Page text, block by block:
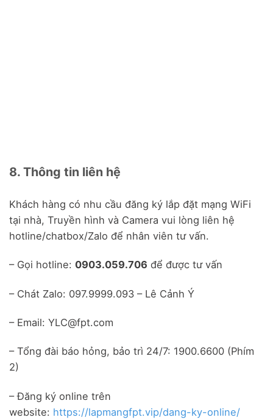
8. Thông tin liên hệ
Khách hàng có nhu cầu đăng ký lắp đặt mạng WiFi
tại nhà, Truyền hình và Camera vui lòng liên hệ
hotline/chatbox/Zalo để nhân viên tư vấn.
– Gọi hotline: 0903.059.706 để được tư vấn
– Chát Zalo: 097.9999.093 – Lê Cảnh Ý
– Email: YLC@fpt.com
– Tổng đài báo hỏng, bảo trì 24/7: 1900.6600 (Phím
2)
– Đăng ký online trên
website: https://lapmangfpt.vip/dang-ky-online/